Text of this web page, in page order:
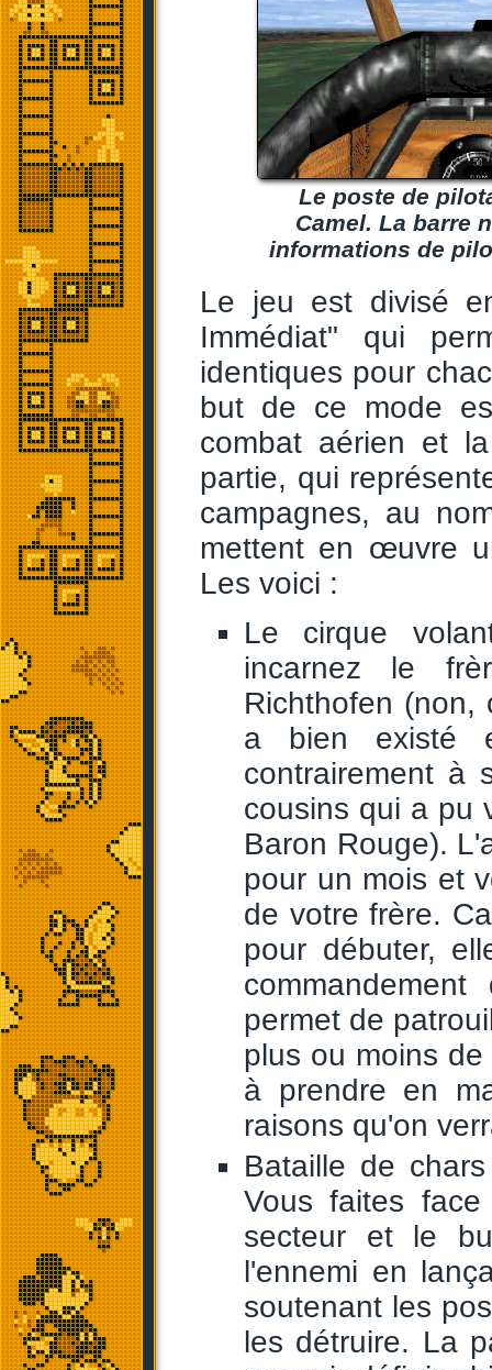
Le poste de
Camel. La barre
informations de
Le jeu est divisé
Immédiat" qui
identiques pour
but de ce mode
combat aérien et
partie, qui
campagnes, au
mettent en œuvre
Les voici :
Le cirque
incarnez le
Richthofen (non,
a bien existé
contrairement à
cousins qui a pu
Baron Rouge).
pour un mois et
de votre frère.
pour débuter,
permet de
plus ou moins
à prendre en
raisons qu'on
Bataille de
Vous faites
secteur et le
l'ennemi en
soutenant les
les détruire. La